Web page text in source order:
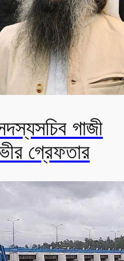
গাজী
গ্রেফতার